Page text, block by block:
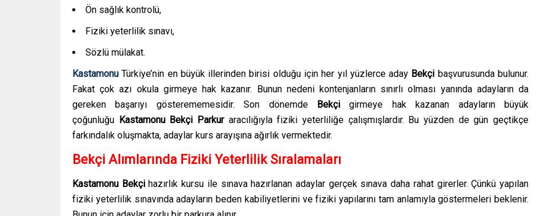
Ön sağlık kontrolü,
Fiziki yeterlilik sınavı,
Sözlü mülakat.
Kastamonu Türkiye’nin en büyük illerinden birisi olduğu için her yıl yüzlerce aday Bekçi başvurusunda bulunur.
Fakat çok azı okula girmeye hak kazanır. Bunun nedeni kontenjanların sınırlı olması yanında adayların da
gereken başarıyı gösterememesidir.Son dönemde Bekçigirmeye hak kazanan adayların büyük
çoğunluğu Kastamonu Bekçi Parkur aracılığıyla fiziki yeterliliğe çalışmışlardır. Bu yüzden de gün geçtikçe
farkındalık oluşmakta, adaylar kurs arayışına ağırlık vermektedir.
Bekçi Alımlarında Fiziki Yeterlilik Sıralamaları
Kastamonu Bekçihazırlık kursu ile sınava hazırlanan adaylar gerçek sınava daha rahat girerler. Çünkü yapılan
fiziki yeterlilik sınavında adayların beden kabiliyetlerini ve fiziki yapılarını tam anlamıyla göstermeleri beklenir.